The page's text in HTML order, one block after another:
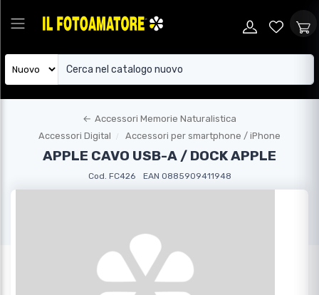
← Accessori Memorie Naturalistica
Accessori Digital
Accessori per smartphone / iPhone
APPLE CAVO USB-A / DOCK APPLE
Cod. FC426 EAN 0885909411948